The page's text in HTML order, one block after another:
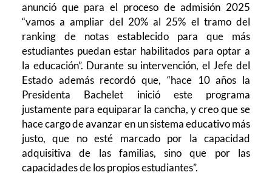
anunció que para el proceso de admisión 2025
“vamos a ampliar del 20% al 25% el tramo del
ranking de notas establecido para que más
estudiantes puedan estar habilitados para optar a
la educación”. Durante su intervención, el Jefe del
Estado además recordó que, “hace 10 años la
Presidenta Bachelet inició este programa
justamente para equiparar la cancha, y creo que se
hace cargo de avanzar en un sistema educativo más
justo, que no esté marcado por la capacidad
adquisitiva de las familias, sino que por las
capacidades de los propios estudiantes”.